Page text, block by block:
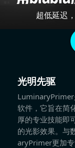
超低延迟
光明先驱
LuminaryPrimer
软件，它旨在简
厚的专业技能即
的光影效果。与
aryPrimer更加